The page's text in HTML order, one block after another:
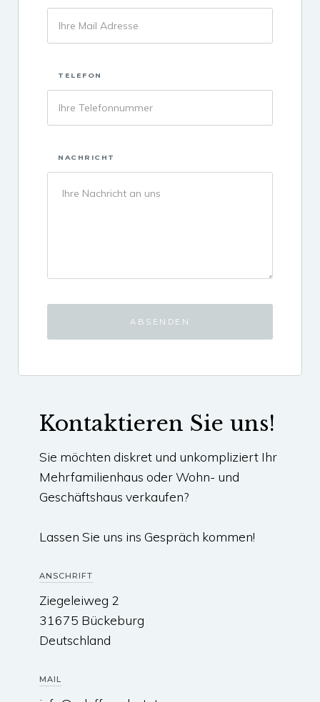
TELEFON
NACHRICHT
Kontaktieren Sie uns!
Sie möchten diskret und unkompliziert Ihr
Mehrfamilienhaus oder Wohn- und
Geschäftshaus verkaufen?
Lassen Sie uns ins Gespräch kommen!
ANSCHRIFT
Ziegeleiweg 2
31675 Bückeburg
Deutschland
MAIL